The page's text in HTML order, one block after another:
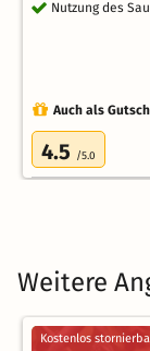
Nutzung des
Auch als
4.5 /5.0
Weitere
Kostenlos